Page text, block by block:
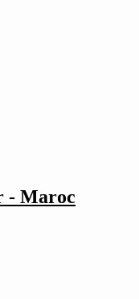
- Maroc